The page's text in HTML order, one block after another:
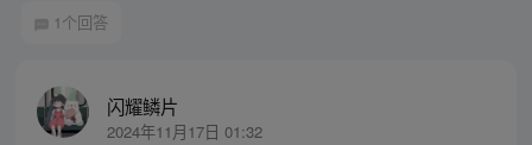
1个回答
闪耀鳞片
2024年11月17日 01:32